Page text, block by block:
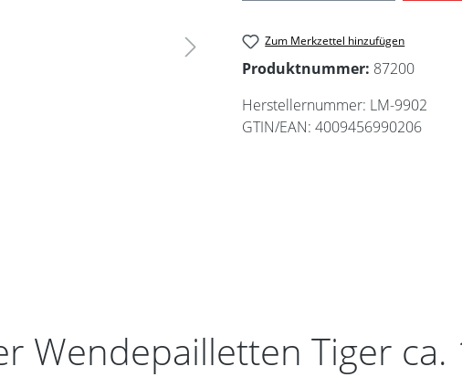
Zum Merkzettel hinzufügen
Produktnummer: 87200
Herstellernummer: LM-9902
GTIN/EAN: 4009456990206
Wendepailletten Tiger ca.